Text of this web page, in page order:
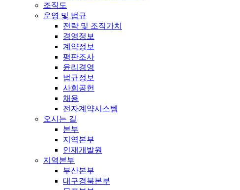
조직도
운영 및 법규
전략 및 조직가치
경영정보
계약정보
평판조사
윤리경영
법규정보
사회공헌
채용
전자계약시스템
오시는 길
본부
지역본부
인재개발원
지역본부
부산본부
대구경북본부